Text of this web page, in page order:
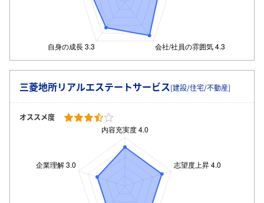
三菱地所リアルエステートサービス[建設/住宅/不動産]
オススメ度